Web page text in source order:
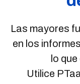
Las mayores
en los
lo
Utilice